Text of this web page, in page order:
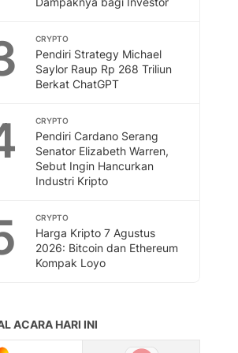
CRYPTO
Pendiri Strategy Michael
Saylor Raup Rp 268 Triliun
Berkat ChatGPT
CRYPTO
Pendiri Cardano Serang
Senator Elizabeth Warren,
Sebut Ingin Hancurkan
Industri Kripto
CRYPTO
Harga Kripto 7 Agustus
2026: Bitcoin dan Ethereum
Kompak Loyo